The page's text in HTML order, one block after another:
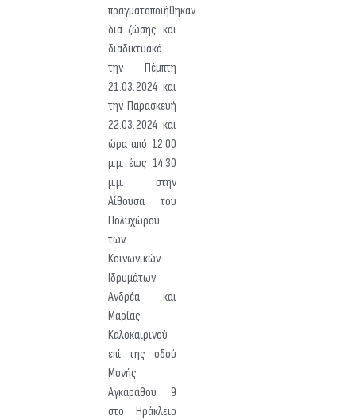
πραγματοποιήθηκαν
δια ζώσης και
διαδικτυακά
την Πέμπτη
21.03.2024 και
την Παρασκευή
22.03.2024 και
ώρα από 12:00
μ.μ. έως 14:30
μ.μ. στην
Αίθουσα του
Πολυχώρου
των
Κοινωνικών
Ιδρυμάτων
Ανδρέα και
Μαρίας
Καλοκαιρινού
επί της οδού
Μονής
Αγκαράθου 9
στο Ηράκλειο